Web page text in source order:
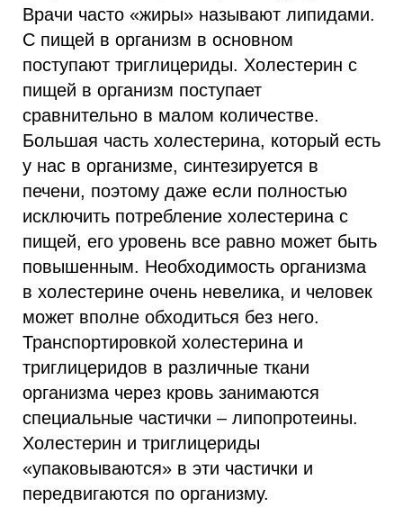
Врачи часто «жиры» называют липидами.
С пищей в организм в основном
поступают триглицериды. Холестерин с
пищей в организм поступает
сравнительно в малом количестве.
Большая часть холестерина, который есть
у нас в организме, синтезируется в
печени, поэтому даже если полностью
исключить потребление холестерина с
пищей, его уровень все равно может быть
повышенным. Необходимость организма
в холестерине очень невелика, и человек
может вполне обходиться без него.
Транспортировкой холестерина и
триглицеридов в различные ткани
организма через кровь занимаются
специальные частички – липопротеины.
Холестерин и триглицериды
«упаковываются» в эти частички и
передвигаются по организму.